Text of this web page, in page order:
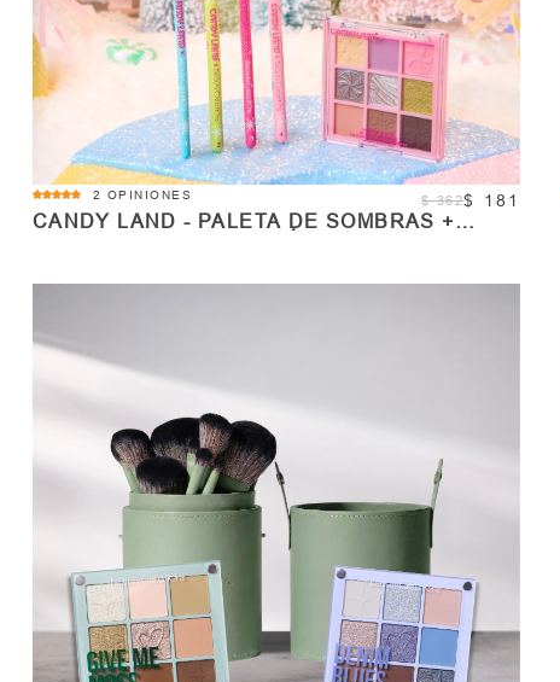
5.0
star
2 OPINIONES $ 362$ 181
CANDY LAND - PALETA DE SOMBRAS +
COMPRAR